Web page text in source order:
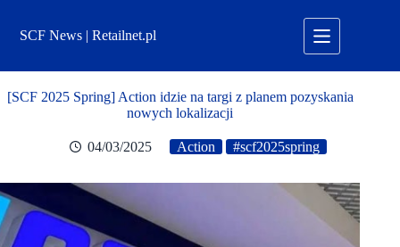
treściSCF News | Retailnet.pl
[SCF 2025 Spring] Action idzie na targi z planem pozyskania
nowych lokalizacji
04/03/2025 Action #scf2025spring